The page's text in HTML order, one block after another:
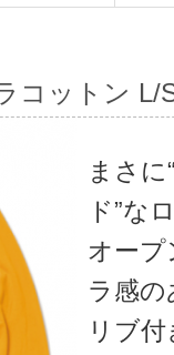
コットン L/
まさ
ド”な
オープ
ラ感
リブ